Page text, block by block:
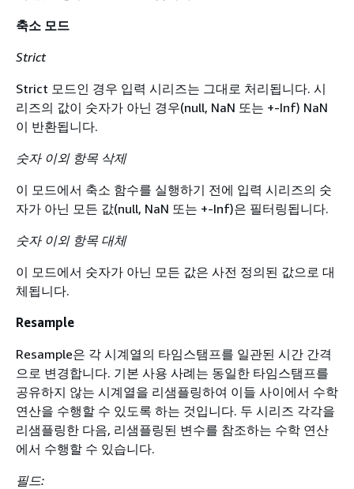
축소 모드
Strict
Strict 모드인 경우 입력 시리즈는 그대로 처리됩니다. 시
리즈의 값이 숫자가 아닌 경우(null, NaN 또는 +-Inf) NaN
이 반환됩니다.
숫자 이외 항목 삭제
이 모드에서 축소 함수를 실행하기 전에 입력 시리즈의 숫
자가 아닌 모든 값(null, NaN 또는 +-Inf)은 필터링됩니다.
숫자 이외 항목 대체
이 모드에서 숫자가 아닌 모든 값은 사전 정의된 값으로 대
체됩니다.
Resample
Resample은 각 시계열의 타임스탬프를 일관된 시간 간격
으로 변경합니다. 기본 사용 사례는 동일한 타임스탬프를
공유하지 않는 시계열을 리샘플링하여 이들 사이에서 수학
연산을 수행할 수 있도록 하는 것입니다. 두 시리즈 각각을
리샘플링한 다음, 리샘플링된 변수를 참조하는 수학 연산
에서 수행할 수 있습니다.
필드: